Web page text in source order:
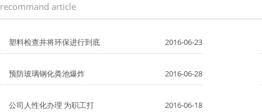
recommand article
塑料检查井将环保进行到底 2016-06-23
预防玻璃钢化粪池爆炸 2016-06-28
公司人性化办理 为职工打 2016-06-18